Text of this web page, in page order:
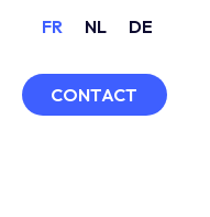
FR NL DE
CONTACT